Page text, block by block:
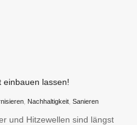
einbauen lassen!
, Nachhaltigkeit, Sanieren
und Hitzewellen sind längst